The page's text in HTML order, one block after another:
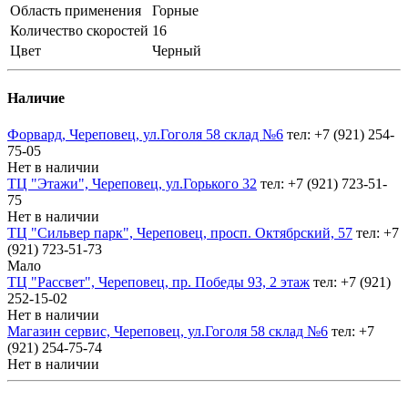
Область применения
Горные
Количество скоростей 16
Цвет
Черный
Наличие
Форвард, Череповец, ул.Гоголя 58 склад №6 тел: +7 (921) 254-
75-05
Нет в наличии
ТЦ "Этажи", Череповец, ул.Горького 32 тел: +7 (921) 723-51-
75
Нет в наличии
ТЦ "Сильвер парк", Череповец, просп. Октябрский, 57 тел: +7
(921) 723-51-73
Мало
ТЦ "Рассвет", Череповец, пр. Победы 93, 2 этаж тел: +7 (921)
252-15-02
Нет в наличии
Магазин сервис, Череповец, ул.Гоголя 58 склад №6 тел: +7
(921) 254-75-74
Нет в наличии